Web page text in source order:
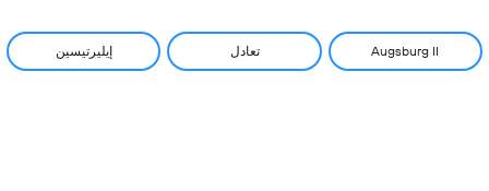
Augsburg II تعادل إيليرتيسين